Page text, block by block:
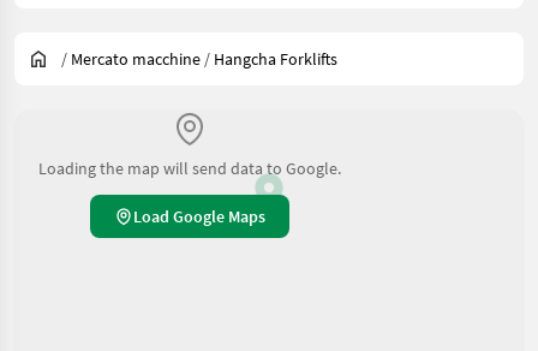
/ Mercato macchine / Hangcha Forklifts
Loading the map will send data to Google.
Load Google Maps